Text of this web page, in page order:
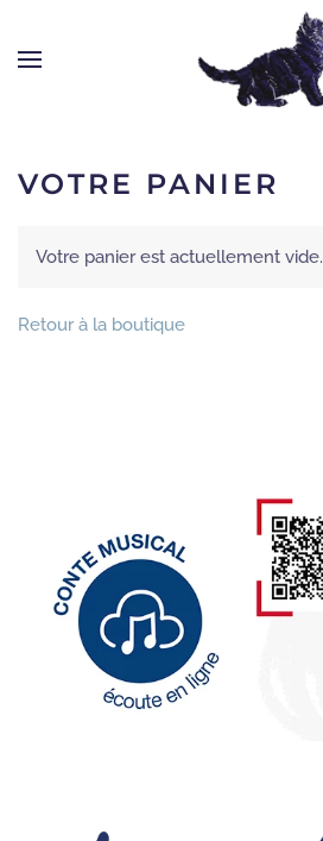
VOTRE PANIER
Votre panier est actuellement vide.
Retour à la boutique